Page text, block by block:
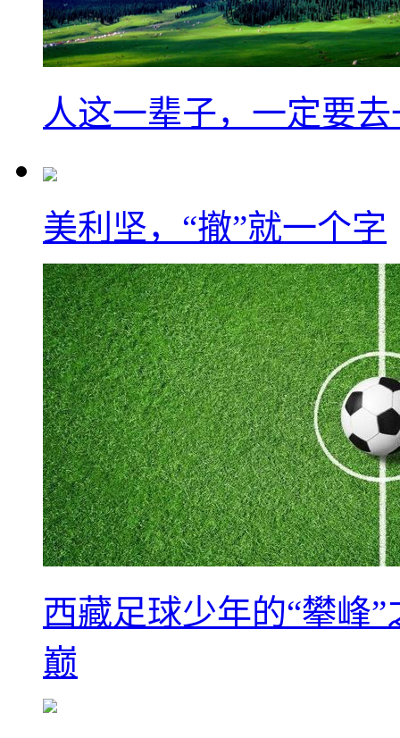
人这一辈子，一定要
美利坚，“撤”就一个字
西藏足球少年的“攀峰
巅